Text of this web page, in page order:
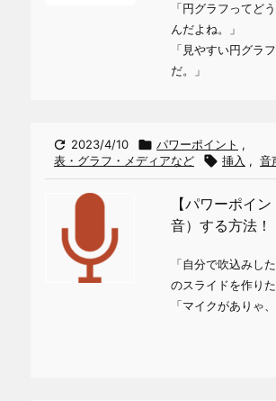
「円グラフってど
んだよね。」
「見やすい円グラ
だ。」
 2023/4/10  パワーポイント ,
表・グラフ・メディアなど
 挿入 , 音
【パワーポイ
音）する方法！
「自分で吹込みし
のスライドを作りた
「マイクがありゃ